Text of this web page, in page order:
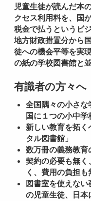
児童生徒が読んだ本
クセス利用料を、国
税金で払うというビ
地方財政措置分から
徒への機会平等を実
の紙の学校図書館と
有識者の方々へ
全国隅々の小さな
国に１つの小中
新しい教育を拓
タル図書館」
数万冊の義務教育
契約の必要も無く
く、費用の負担
図書室を使えな
の児童生徒、日本